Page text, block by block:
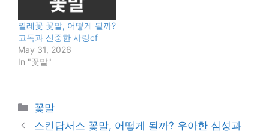
찔레꽃 꽃말, 어떻게 될까?
고독과 신중한 사랑cf
May 31, 2026
In "꽃말"
Categories
꽃말
스킨답서스 꽃말, 어떻게 될까? 우아한 심성과